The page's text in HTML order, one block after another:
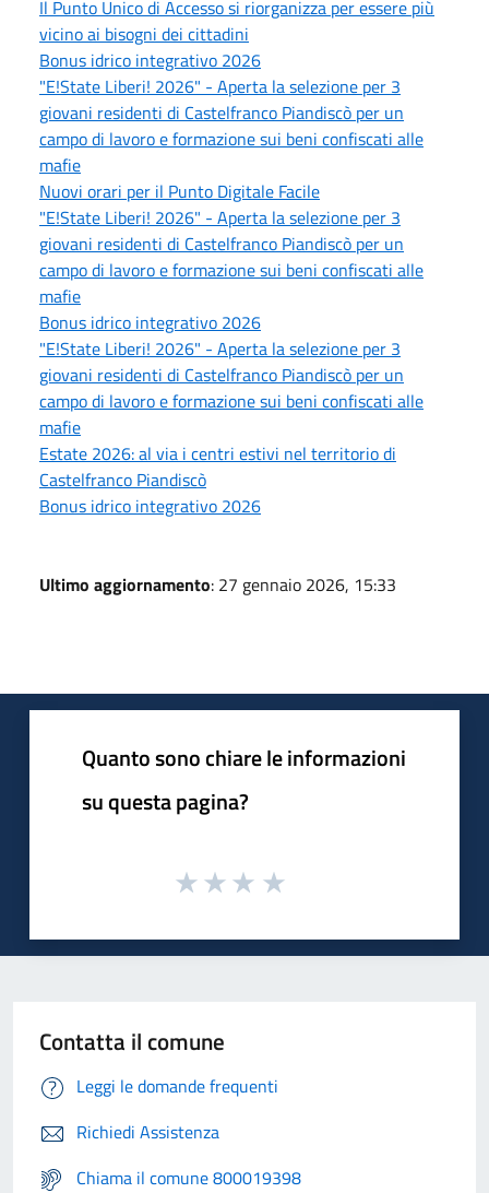
Il Punto Unico di Accesso si riorganizza per essere più
vicino ai bisogni dei cittadini
Bonus idrico integrativo 2026
"E!State Liberi! 2026" - Aperta la selezione per 3
giovani residenti di Castelfranco Piandiscò per un
campo di lavoro e formazione sui beni confiscati alle
mafie
Nuovi orari per il Punto Digitale Facile
"E!State Liberi! 2026" - Aperta la selezione per 3
giovani residenti di Castelfranco Piandiscò per un
campo di lavoro e formazione sui beni confiscati alle
mafie
Bonus idrico integrativo 2026
"E!State Liberi! 2026" - Aperta la selezione per 3
giovani residenti di Castelfranco Piandiscò per un
campo di lavoro e formazione sui beni confiscati alle
mafie
Estate 2026: al via i centri estivi nel territorio di
Castelfranco Piandiscò
Bonus idrico integrativo 2026
Ultimo aggiornamento: 27 gennaio 2026, 15:33
Quanto sono chiare le informazioni
su questa pagina?
Contatta il comune
Leggi le domande frequenti
Richiedi Assistenza
Chiama il comune 800019398